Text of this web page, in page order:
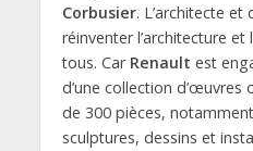
Corbusier. L’architecte et
réinventer l’architecture
tous. Car Renault est
d’une collection
de 300 pièces,
sculptures, dessins et